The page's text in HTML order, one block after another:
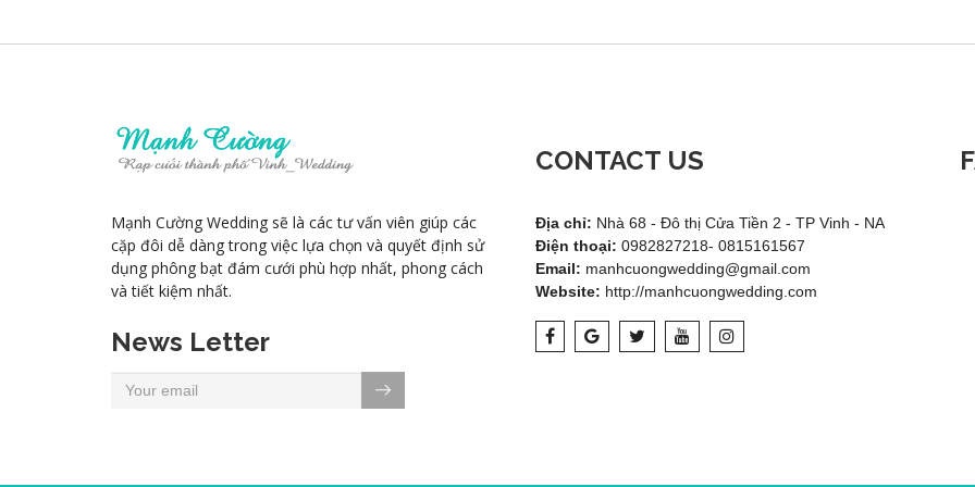
Mạnh Cường Wedding sẽ là các tư vấn viên giúp các
cặp đôi dễ dàng trong việc lựa chọn và quyết định sử
dụng phông bạt đám cưới phù hợp nhất, phong cách
và tiết kiệm nhất.
News Letter
CONTACT US
Địa chỉ: Nhà 68 - Đô thị Cửa Tiền 2 - TP Vinh - NA
Điện thoại: 0982827218- 0815161567
Email: manhcuongwedding@gmail.com
Website: http://manhcuongwedding.com